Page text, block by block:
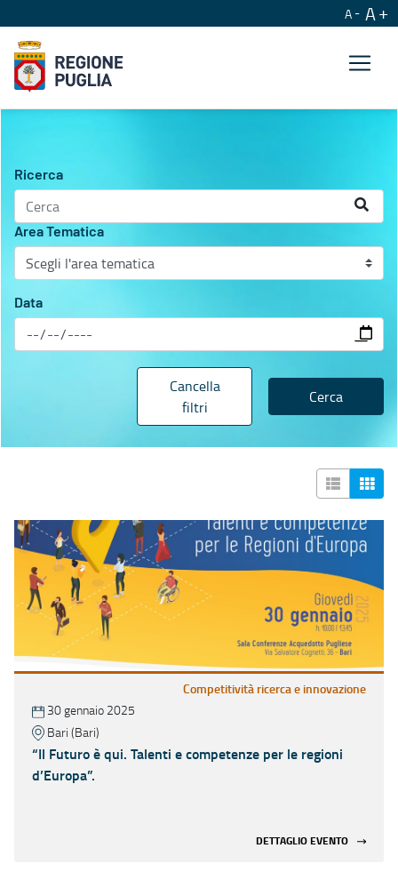
A A
Ricerca
Area Tematica
Data
Cancella
filtri
Cerca
Competitività ricerca e innovazione
30 gennaio 2025
Bari (Bari)
“Il Futuro è qui. Talenti e competenze per le regioni
d’Europa”.
DETTAGLIO EVENTO